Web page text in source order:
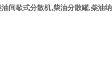
间歇式分散机,柴油分散罐,柴油